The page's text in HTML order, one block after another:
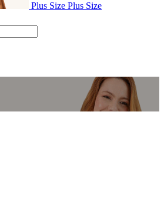
Plus Size Plus Size